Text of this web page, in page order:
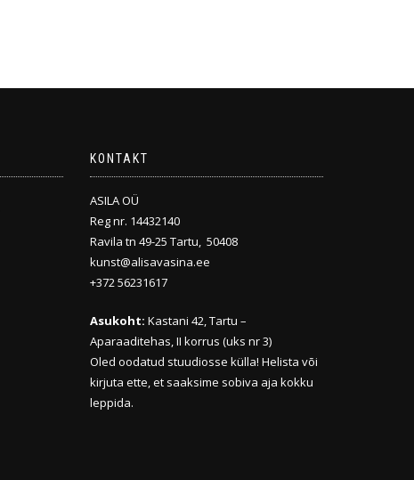
KONTAKT
ASILA OÜ
Reg nr. 14432140
Ravila tn 49-25 Tartu, 50408
kunst@alisavasina.ee
+372 56231617
Asukoht: Kastani 42, Tartu –
Aparaaditehas, II korrus (uks nr 3)
Oled oodatud stuudiosse külla! Helista või
kirjuta ette, et saaksime sobiva aja kokku
leppida.